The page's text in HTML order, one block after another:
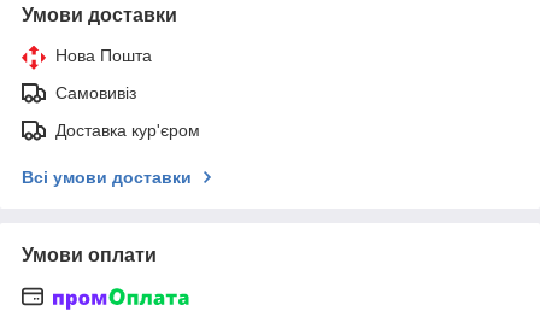
Умови доставки
Нова Пошта
Самовивіз
Доставка кур'єром
Всі умови доставки
Умови оплати